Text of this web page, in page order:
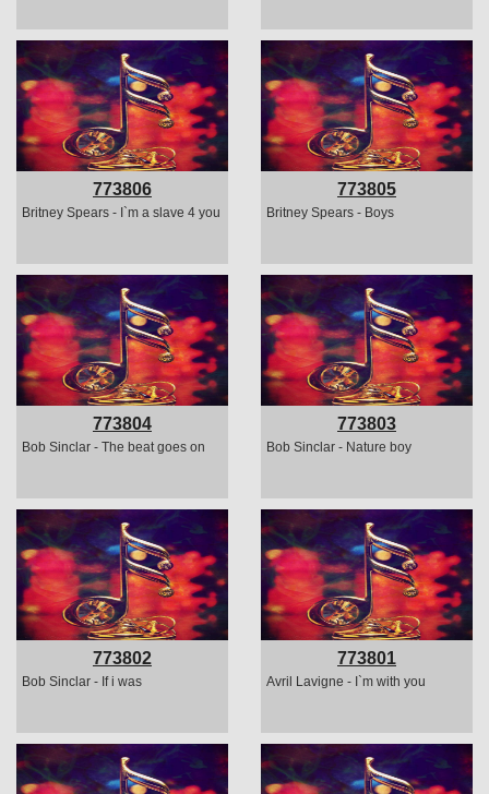
773806
Britney Spears - I`m a slave 4 you
773805
Britney Spears - Boys
773804
Bob Sinclar - The beat goes on
773803
Bob Sinclar - Nature boy
773802
Bob Sinclar - If i was
773801
Avril Lavigne - I`m with you